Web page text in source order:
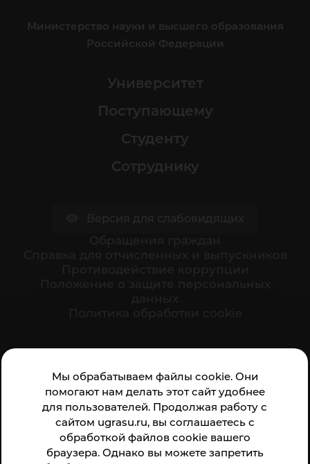
Мы обрабатываем файлы cookie. Они
помогают нам делать этот сайт удобнее
для пользователей. Продолжая работу с
сайтом ugrasu.ru, вы соглашаетесь с
обработкой файлов cookie вашего
браузера. Однако вы можете запретить
Министерство науки и высшего образования
Российской Федерации
Университет
Поступающему
Студенту
Сотруднику
организации: